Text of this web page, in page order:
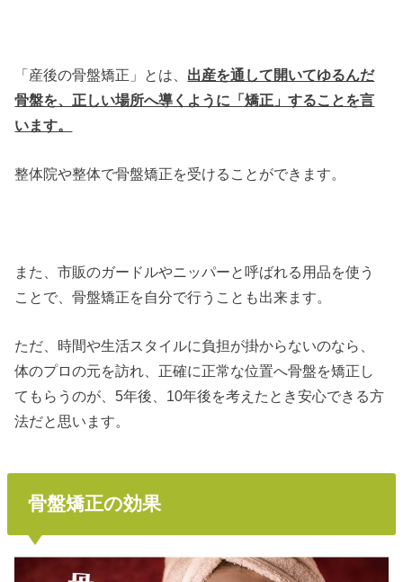
「産後の骨盤矯正」とは、 出産を通して開いてゆるんだ
骨盤を、正しい場所へ導くように「矯正」することを言
います。
整体院や整体で骨盤矯正を受けることができます。
また、市販のガードルやニッパーと呼ばれる用品を使う
ことで、骨盤矯正を自分で行うことも出来ます。
ただ、時間や生活スタイルに負担が掛からないのなら、
体のプロの元を訪れ、正確に正常な位置へ骨盤を矯正し
てもらうのが、5年後、10年後を考えたとき安心できる方
法だと思います。
骨盤矯正の効果